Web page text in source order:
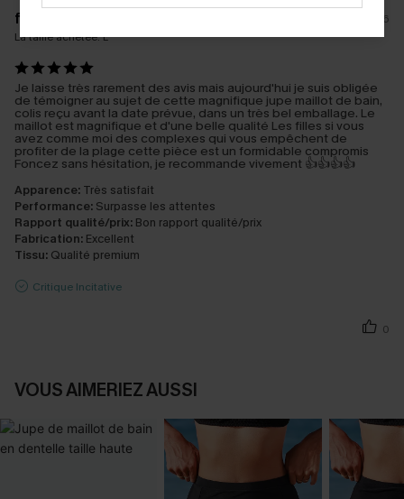
f****
05/07/2026
La taille achetée:L
Je laisse très rarement des avis mais aujourd'hui je suis obligée
de témoigner au sujet de cette magnifique jupe maillot de bain,
colis reçu avant la date prévue, dans un très bel emballage. Le
maillot est magnifique et d'une belle qualité Les filles si vous
avez comme moi des complexes qui vous empêchent de
profiter de la plage cette pièce est un formidable compromis
Foncez sans hésitation, je recommande vivement 👍👍👍👍
Apparence: Très satisfait
Performance: Surpasse les attentes
Rapport qualité/prix: Bon rapport qualité/prix
Fabrication: Excellent
Tissu: Qualité premium
Critique Incitative
0
VOUS AIMERIEZ AUSSI